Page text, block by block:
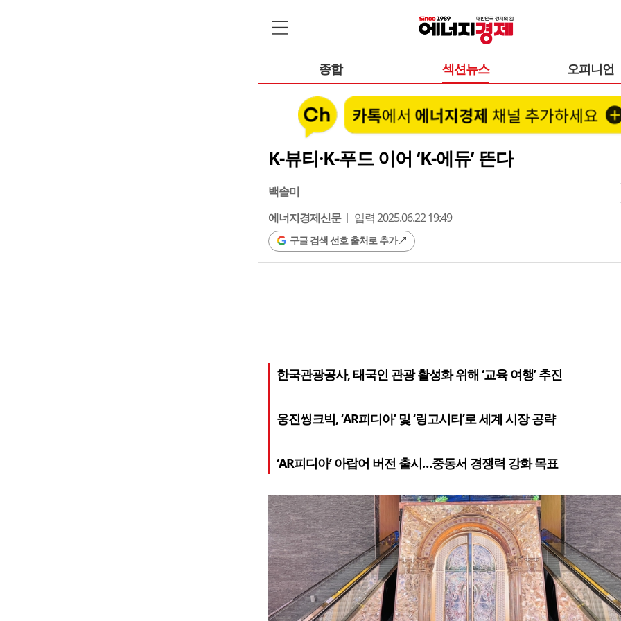
종합 섹션뉴스 오피니언
K-뷰티·K-푸드 이어 ‘K-에듀’ 뜬다
백솔미
에너지경제신문
입력 2025.06.22 19:49
구글 검색 선호 출처로 추가
한국관광공사, 태국인 관광 활성화 위해 ‘교육 여행’ 추진
웅진씽크빅, ‘AR피디아’ 및 ‘링고시티’로 세계 시장 공략
‘AR피디아’ 아랍어 버전 출시…중동서 경쟁력 강화 목표